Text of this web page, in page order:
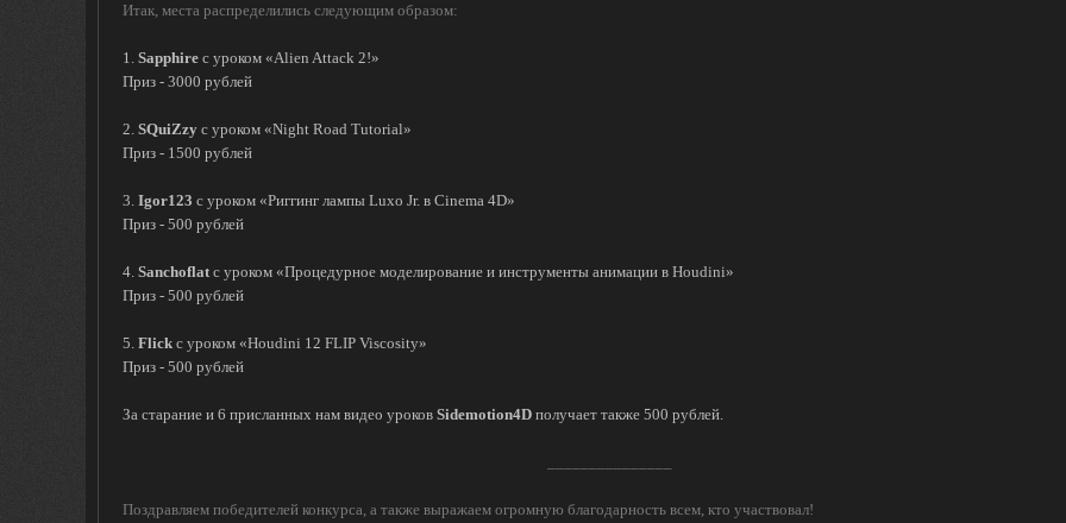
Итак, места распределились следующим образом:
1. Sapphire с уроком «Alien Attack 2!»
Приз - 3000 рублей
2. SQuiZzy с уроком «Night Road Tutorial»
Приз - 1500 рублей
3. Igor123 с уроком «Риггинг лампы Luxo Jr. в Cinema 4D»
Приз - 500 рублей
4. Sanchoflatс уроком «Процедурное моделирование и инструменты анимации в Houdini»
Приз - 500 рублей
5. Flick с уроком «Houdini 12 FLIP Viscosity»
Приз - 500 рублей
За старание и 6 присланных нам видео уроков Sidemotion4D получает также 500 рублей.
Поздравляем победителей конкурса, а также выражаем огромную благодарность всем, кто участвовал!